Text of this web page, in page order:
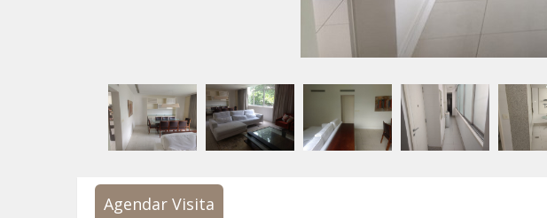
Agendar Visita